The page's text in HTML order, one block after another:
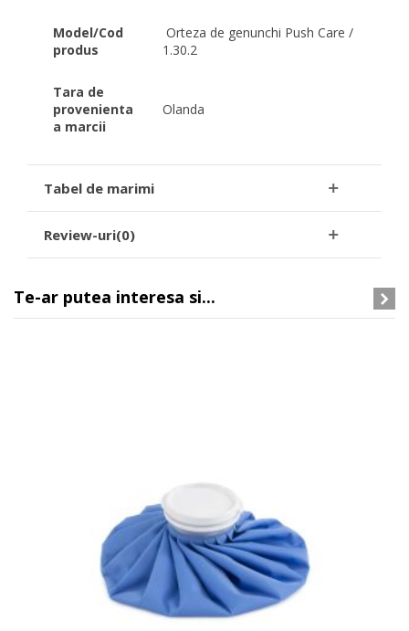
Model/Cod
produs
Orteza de genunchi Push Care /
1.30.2
Tara de
provenienta
a marcii
Olanda
Tabel de marimi
Review-uri(0)
Te-ar putea interesa si...